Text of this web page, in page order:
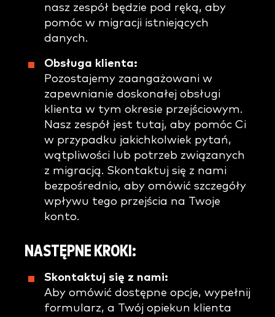
nasz zespół będzie pod ręką, aby
pomóc w migracji istniejących
danych.
Obsługa klienta:
Pozostajemy zaangażowani w
zapewnianie doskonałej obsługi
klienta w tym okresie przejściowym.
Nasz zespół jest tutaj, aby pomóc Ci
w przypadku jakichkolwiek pytań,
wątpliwości lub potrzeb związanych
z migracją. Skontaktuj się z nami
bezpośrednio, aby omówić szczegóły
wpływu tego przejścia na Twoje
konto.
NASTĘPNE KROKI:
Skontaktuj się z nami:
Aby omówić dostępne opcje, wypełnij
formularz, a Twój opiekun klienta